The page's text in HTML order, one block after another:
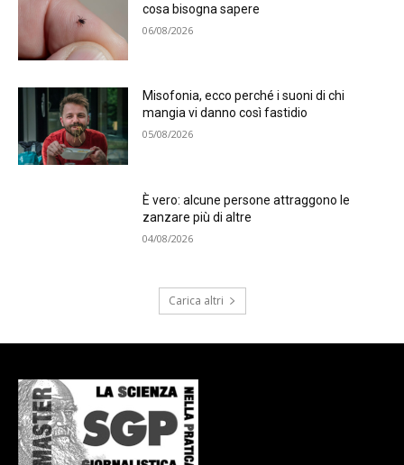
cosa bisogna sapere
06/08/2026
Misofonia, ecco perché i suoni di chi
mangia vi danno così fastidio
05/08/2026
È vero: alcune persone attraggono le
zanzare più di altre
04/08/2026
Carica altri